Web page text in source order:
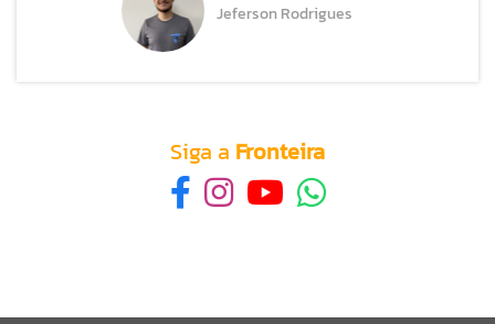
Jeferson Rodrigues
Siga a Fronteira